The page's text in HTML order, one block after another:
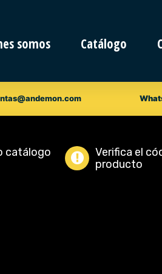
somos Catálogo
catálogo
Verifica el
producto